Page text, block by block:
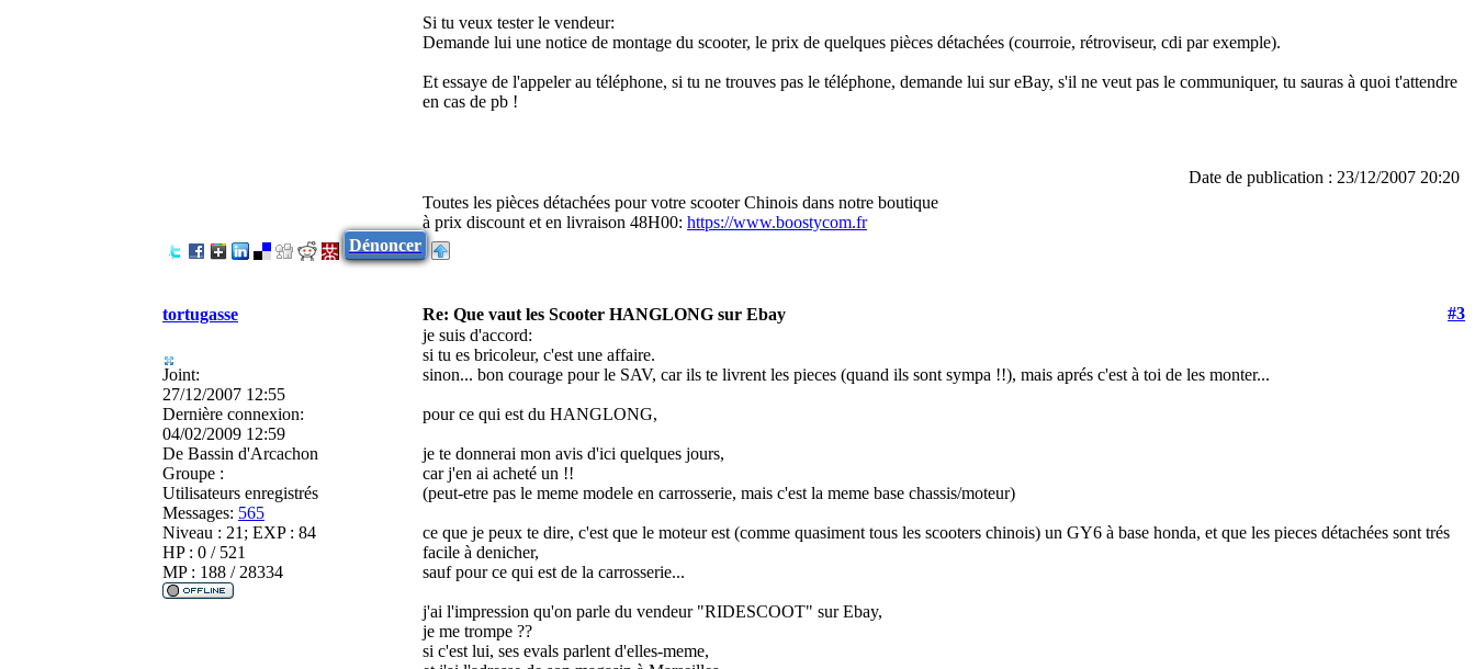
Si tu veux tester le vendeur:
Demande lui une notice de montage du scooter, le prix de quelques pièces détachées (courroie, rétroviseur, cdi par exemple).
Et essaye de l'appeler au téléphone, si tu ne trouves pas le téléphone, demande lui sur eBay, s'il ne veut pas le communiquer, tu sauras à quoi t'attendre
en cas de pb !
Date de publication : 23/12/2007 20:20
Toutes les pièces détachées pour votre scooter Chinois dans notre boutique
à prix discount et en livraison 48H00: https://www.boostycom.fr
Dénoncer
tortugasse Re: Que vaut les Scooter HANGLONG sur Ebay #3
Joint:
27/12/2007 12:55
Dernière connexion:
04/02/2009 12:59
De Bassin d'Arcachon
Groupe :
Utilisateurs enregistrés
Messages: 565
Niveau : 21; EXP : 84
HP : 0 / 521
MP : 188 / 28334
je suis d'accord:
si tu es bricoleur, c'est une affaire.
sinon... bon courage pour le SAV, car ils te livrent les pieces (quand ils sont sympa !!), mais aprés c'est à toi de les monter...
pour ce qui est du HANGLONG,
je te donnerai mon avis d'ici quelques jours,
car j'en ai acheté un !!
(peut-etre pas le meme modele en carrosserie, mais c'est la meme base chassis/moteur)
ce que je peux te dire, c'est que le moteur est (comme quasiment tous les scooters chinois) un GY6 à base honda, et que les pieces détachées sont trés
facile à denicher,
sauf pour ce qui est de la carrosserie...
j'ai l'impression qu'on parle du vendeur "RIDESCOOT" sur Ebay,
je me trompe ??
si c'est lui, ses evals parlent d'elles-meme,